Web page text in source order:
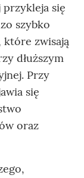
się
szybko
które zwisają
dłuższym
Przy
się
oraz